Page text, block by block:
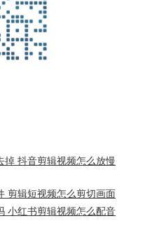
掉 抖音剪辑视频怎么放慢
剪辑短视频怎么剪切画面
小红书剪辑视频怎么配音